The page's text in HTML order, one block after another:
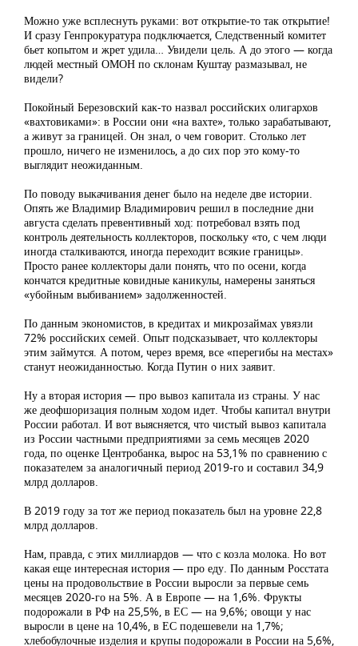
Можно уже всплеснуть руками: вот открытие-то так открытие!
И сразу Генпрокуратура подключается, Следственный комитет
бьет копытом и жрет удила… Увидели цель. А до этого — когда
людей местный ОМОН по склонам Куштау размазывал, не
видели?
Покойный Березовский как-то назвал российских олигархов
«вахтовиками»: в России они «на вахте», только зарабатывают,
а живут за границей. Он знал, о чем говорит. Столько лет
прошло, ничего не изменилось, а до сих пор это кому-то
выглядит неожиданным.
По поводу выкачивания денег было на неделе две истории.
Опять же Владимир Владимирович решил в последние дни
августа сделать превентивный ход: потребовал взять под
контроль деятельность коллекторов, поскольку «то, с чем люди
иногда сталкиваются, иногда переходит всякие границы».
Просто ранее коллекторы дали понять, что по осени, когда
кончатся кредитные ковидные каникулы, намерены заняться
«убойным выбиванием» задолженностей.
По данным экономистов, в кредитах и микрозаймах увязли
72% российских семей. Опыт подсказывает, что коллекторы
этим займутся. А потом, через время, все «перегибы на местах»
станут неожиданностью. Когда Путин о них заявит.
Ну а вторая история — про вывоз капитала из страны. У нас
же деофшоризация полным ходом идет. Чтобы капитал внутри
России работал. И вот выясняется, что чистый вывоз капитала
из России частными предприятиями за семь месяцев 2020
года, по оценке Центробанка, вырос на 53,1% по сравнению с
показателем за аналогичный период 2019-го и составил 34,9
млрд долларов.
В 2019 году за тот же период показатель был на уровне 22,8
млрд долларов.
Нам, правда, с этих миллиардов — что с козла молока. Но вот
какая еще интересная история — про еду. По данным Росстата
цены на продовольствие в России выросли за первые семь
месяцев 2020-го на 5%. А в Европе — на 1,6%. Фрукты
подорожали в РФ на 25,5%, в ЕС — на 9,6%; овощи у нас
выросли в цене на 10,4%, в ЕС подешевели на 1,7%;
хлебобулочные изделия и крупы подорожали в России на 5,6%,